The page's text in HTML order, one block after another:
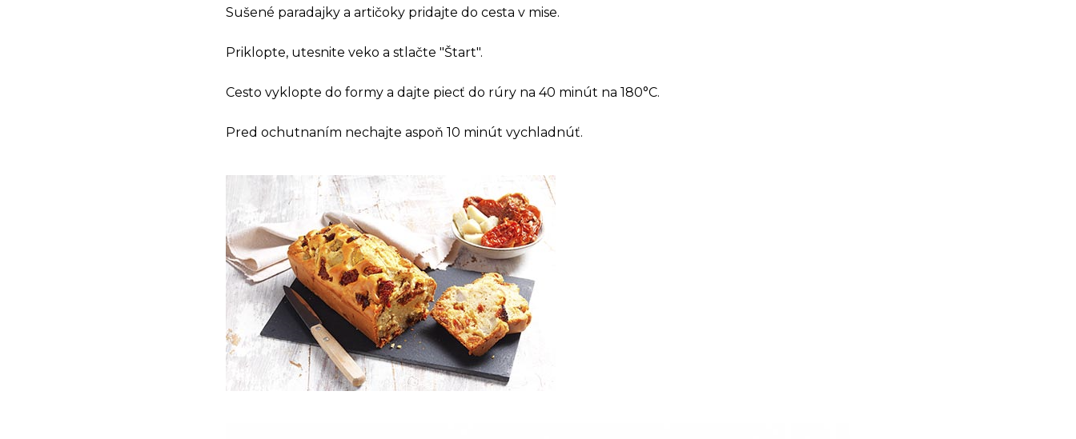
Sušené paradajky a artičoky pridajte do cesta v mise.
Priklopte, utesnite veko a stlačte "Štart".
Cesto vyklopte do formy a dajte piecť do rúry na 40 minút na 180°C.
Pred ochutnaním nechajte aspoň 10 minút vychladnúť.